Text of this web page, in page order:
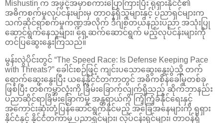
Mishustin က အဖွင့်အမှာစကားပြောကြားပြီး ရုရှားနိုင်ငံ၏
အဓိကစက်မှုလုပ်ငန်းများမှ တာဝန်ရှိသူများနှင့် ပညာရှင်များက
သက်ဆိုင်ရာစက်မှုကဏ္ဍအလိုက် ဒီဂျစ်တယ်နည်းပညာ အသုံးပြု
ဆောင်ရွက်နေသူများ၊ ရှေ့ဆက်ဆောင်ရွက် မည့်လုပ်ငန်းများကို
တင်ပြဆွေးနွေးကြသည်။
မွန်းလွဲပိုင်းတွင် “The Speed Race: Is Defense Keeping Pace
with Threats?” ခေါင်းစဉ်ဖြင့် ကျင်းပသောဆွေးနွေးပွဲသို့ တက်
ရောက်ဆွေးနွေးပြီး ယနေ့နိုင်ငံတကာတွင် အဓိကစိန်ခေါ်မှုတစ်ခု
ဖြစ်ပြီး တစ်ကမ္ဘာလုံးကို ခြိမ်းခြောက်လျက်ရှိသည့် ဆိုက်ဘာနည်း
ပညာဆိုင်ရာခြိမ်းခြောက်မှု အန္တရာယ်ကို ကြံ့ကြံ့ခံနိုင်ရေးနှင့်
အကောင်းဆုံးတုံ့ပြန်ဆောင်ရွက်နိုင်မည့် အခြေအနေများကို ရုရှား
နိုင်ငံနှင့် နိုင်ငံတကာမှ ပညာရှင်များ၊ လုပ်ငန်းရှင်များ၊ တာဝန်ရှိ